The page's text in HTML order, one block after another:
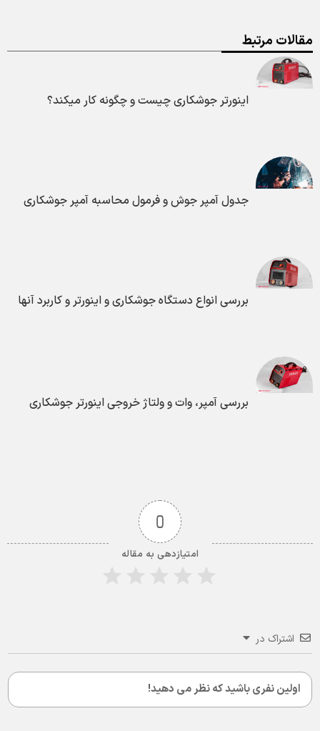
مقالات مرتبط
اینورتر جوشکاری چیست و چگونه کار میکند؟
جدول آمپر جوش و فرمول محاسبه آمپر جوشکاری
بررسی انواع دستگاه جوشکاری و اینورتر و کاربرد آنها
بررسی آمپر، وات و ولتاژ خروجی اینورتر جوشکاری
0
امتیازدهی به مقاله
اشتراک در